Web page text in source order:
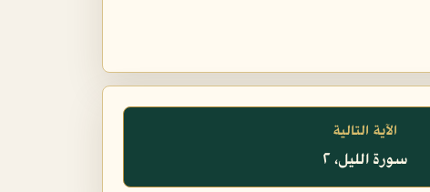
الآية التالية
سورة الليل، ٢